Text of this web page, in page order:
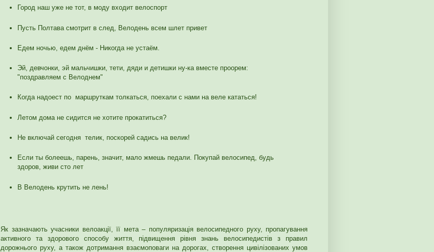
Город наш уже не тот, в моду входит велоспорт
Пусть Полтава смотрит в след, Велодень всем шлет привет
Едем ночью, едем днём - Никогда не устаём.
Эй, девчонки, эй мальчишки, тети, дяди и детишки ну-ка вместе проорем:
"поздравляем с Велоднем"
Когда надоест по маршруткам толкаться, поехали с нами на веле кататься!
Летом дома не сидится не хотите прокатиться?
Не включай сегодня телик, поскорей садись на велик!
Если ты болеешь, парень, значит, мало жмешь педали. Покупай велосипед, будь
здоров, живи сто лет
В Велодень крутить не лень!
Як зазначають учасники велоакції, її мета – популяризація велосипедного руху, пропагування
активного та здорового способу життя, підвищення рівня знань велосипедистів з правил
дорожнього руху, а також дотримання взаємоповаги на дорогах, створення цивілізованих умов